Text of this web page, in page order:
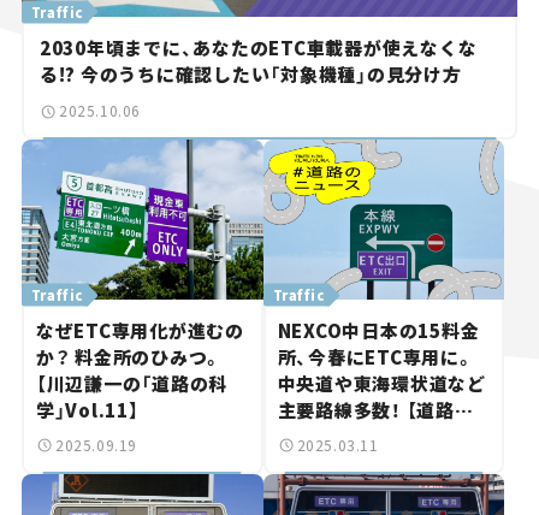
Traffic
2030年頃までに、あなたのETC車載器が使えなくな
る!? 今のうちに確認したい「対象機種」の見分け方
2025.10.06
Traffic
なぜETC専用化が進むの
か？ 料金所のひみつ。
【川辺謙一の「道路の科
学」Vol.11】
2025.09.19
Traffic
NEXCO中日本の15料金
所、今春にETC専用に。
中央道や東海環状道など
主要路線多数！ 【道路の
ニュース】
2025.03.11